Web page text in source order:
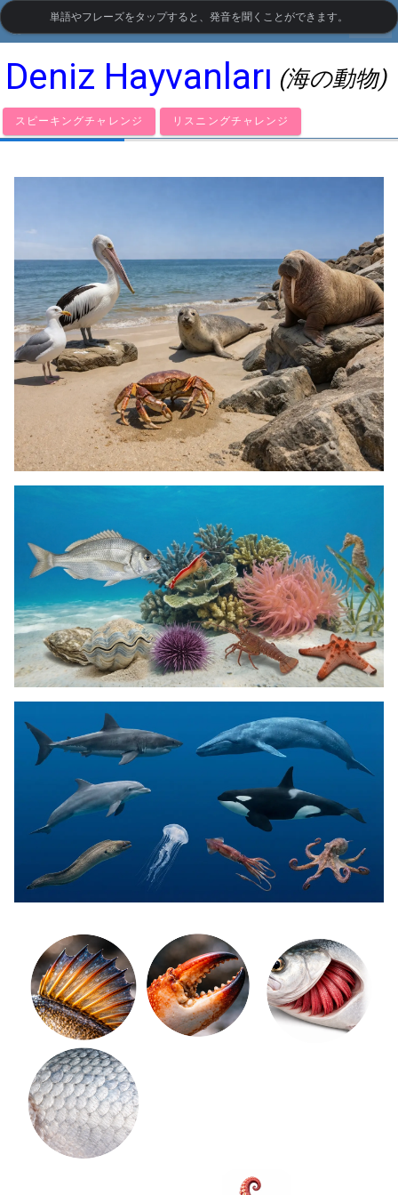
LanguageGuide.org• トルコ語の視覚語彙
Deniz Hayvanları (海の動物)
スピーキングチャレンジ リスニングチャレンジ
単語やフレーズをタップすると、発音を聞くことができます。